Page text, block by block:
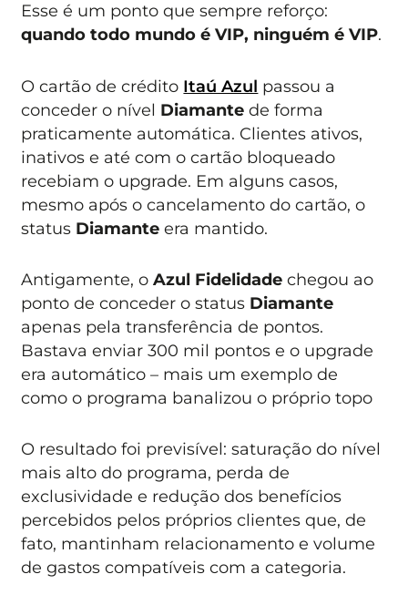
Esse é um ponto que sempre reforço:
quando todo mundo é VIP, ninguém é VIP.
O cartão de crédito Itaú Azul passou a
conceder o nível Diamantede forma
praticamente automática. Clientes ativos,
inativos e até com o cartão bloqueado
recebiam o upgrade. Em alguns casos,
mesmo após o cancelamento do cartão, o
status Diamante era mantido.
Antigamente, oAzul Fidelidade chegou ao
ponto de conceder o status Diamante
apenas pela transferência de pontos.
Bastava enviar 300 mil pontos e o upgrade
era automático – mais um exemplo de
como o programa banalizou o próprio topo
O resultado foi previsível: saturação do nível
mais alto do programa, perda de
exclusividade e redução dos benefícios
percebidos pelos próprios clientes que, de
fato, mantinham relacionamento e volume
de gastos compatíveis com a categoria.